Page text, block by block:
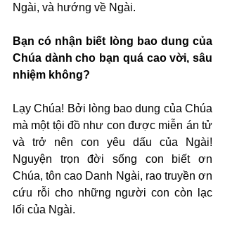
Ngài, và hướng về Ngài.
Bạn có nhận biết lòng bao dung của
Chúa dành cho bạn quá cao vời, sâu
nhiệm không?
Lạy Chúa! Bởi lòng bao dung của Chúa
mà một tội đồ như con được miễn án tử
và trở nên con yêu dấu của Ngài!
Nguyện trọn đời sống con biết ơn
Chúa, tôn cao Danh Ngài, rao truyền ơn
cứu rỗi cho những người con còn lạc
lối của Ngài.